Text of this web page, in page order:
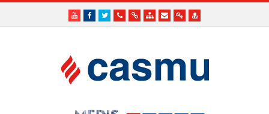
YoutubeFacebook
TwitterTeléfonos
EnlacesMapaFormularios
AccesoAcceso